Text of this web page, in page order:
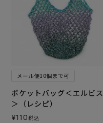
メール便10個まで可
ポケットバッグ＜エルビス
＞（レシピ）
¥110税込